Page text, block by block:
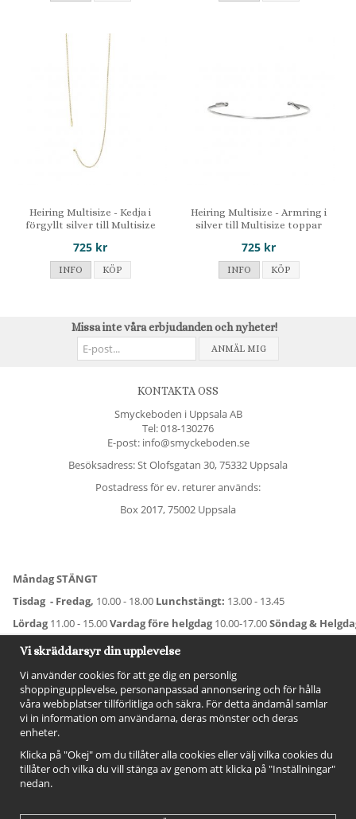
Heiring Multisize - Kedja i
förgyllt silver till Multisize
725 kr
INFO KÖP
Heiring Multisize - Armring i
silver till Multisize toppar
725 kr
INFO KÖP
Missa inte våra erbjudanden och nyheter!
ANMÄL MIG
KONTAKTA OSS
Smyckeboden i Uppsala AB
Tel:018-130276
E-post: info@smyckeboden.se
Besöksadress: St Olofsgatan 30, 75332 Uppsala
Postadress för ev. returer används:
Box 2017, 75002 Uppsala
Måndag STÄNGT
Tisdag - Fredag, 10.00 - 18.00 Lunchstängt: 13.00 - 13.45
Lördag11.00 - 15.00Vardag före helgdag10.00-17.00Söndag &
För avvikande öppettider:Titta här
Vi skräddarsyr din upplevelse
Vi använder cookies för att ge dig en personlig
shoppingupplevelse, personanpassad annonsering och för hålla
våra webbplatser tillförlitliga och säkra. För detta ändamål samlar
vi in information om användarna, deras mönster och deras
enheter.
Klicka på "Okej" om du tillåter alla cookies eller välj vilka cookies du
tillåter och vilka du vill stänga av genom att klicka på "Inställningar"
nedan.